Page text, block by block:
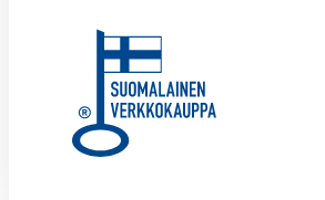
tmlmvi","meta_query":
data-original-query-vars="[]"
data-max-pages="4514" data-
end="10">